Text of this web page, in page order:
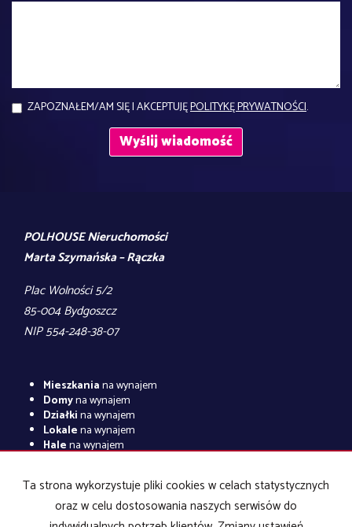
ZAPOZNAŁEM/AM SIĘ I AKCEPTUJĘPOLITYKĘ PRYWATNOŚCI.
POLHOUSE Nieruchomości
Marta Szymańska – Rączka
Plac Wolności 5/2
85-004 Bydgoszcz
NIP 554-248-38-07
Mieszkaniana wynajem
Domyna wynajem
Działkina wynajem
Lokalena wynajem
Halena wynajem
Mieszkaniana sprzedaż
Domyna sprzedaż
Działki
na sprzedaż
Ta strona wykorzystuje pliki cookies w celach statystycznych
oraz w celu dostosowania naszych serwisów do